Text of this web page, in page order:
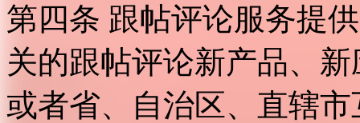
第四条 跟帖评论服务提
关的跟帖评论新产品、
或者省、自治区、直辖